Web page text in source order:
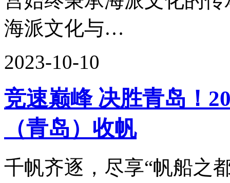
海派文化与…
2023-10-10
竞速巅峰 决胜青岛！
（青岛）收帆
千帆齐逐，尽享“帆船之